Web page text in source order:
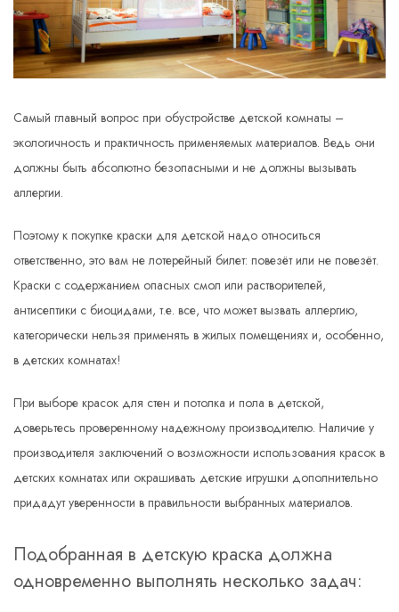
Самый главный вопрос при обустройстве детской комнаты –
экологичность и практичность применяемых материалов. Ведь они
должны быть абсолютно безопасными и не должны вызывать
аллергии.
Поэтому к покупке краски для детской надо относиться
ответственно, это вам не лотерейный билет: повезёт или не повезёт.
Краски с содержанием опасных смол или растворителей,
антисептики с биоцидами, т.е. все, что может вызвать аллергию,
категорически нельзя применять в жилых помещениях и, особенно,
в детских комнатах!
При выборе красок для стен и потолка и пола в детской,
доверьтесь проверенному надежному производителю. Наличие у
производителя заключений о возможности использования красок в
детских комнатах или окрашивать детские игрушки дополнительно
придадут уверенности в правильности выбранных материалов.
Подобранная в детскую краска должна
одновременно выполнять несколько задач: